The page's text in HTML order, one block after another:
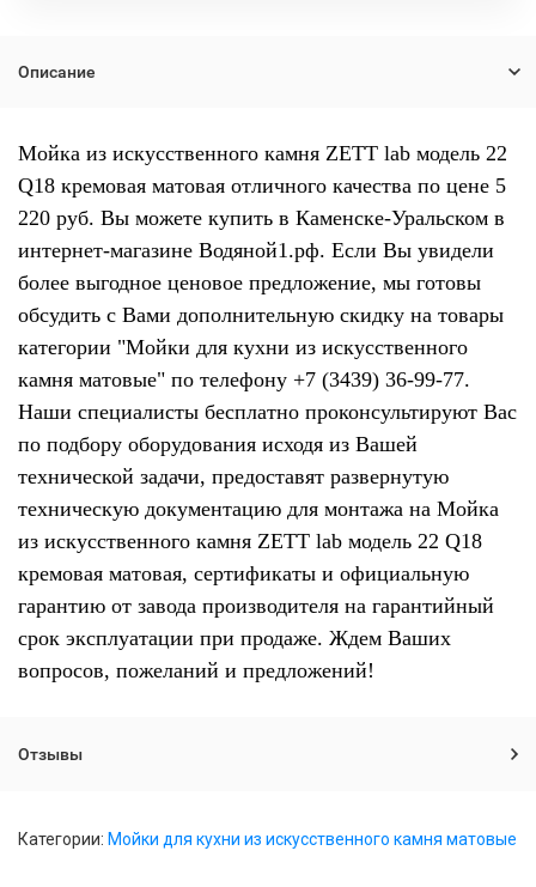
Описание
Мойка из искусственного камня ZETT lab модель 22
Q18 кремовая матовая отличного качества по цене 5
220 руб. Вы можете купить в Каменске-Уральском в
интернет-магазине Водяной1.рф. Если Вы увидели
более выгодное ценовое предложение, мы готовы
обсудить с Вами дополнительную скидку на товары
категории "Мойки для кухни из искусственного
камня матовые" по телефону +7 (3439) 36-99-77.
Наши специалисты бесплатно проконсультируют Вас
по подбору оборудования исходя из Вашей
технической задачи, предоставят развернутую
техническую документацию для монтажа на Мойка
из искусственного камня ZETT lab модель 22 Q18
кремовая матовая, сертификаты и официальную
гарантию от завода производителя на гарантийный
срок эксплуатации при продаже. Ждем Ваших
вопросов, пожеланий и предложений!
Отзывы
Категории: Мойки для кухни из искусственного камня матовые